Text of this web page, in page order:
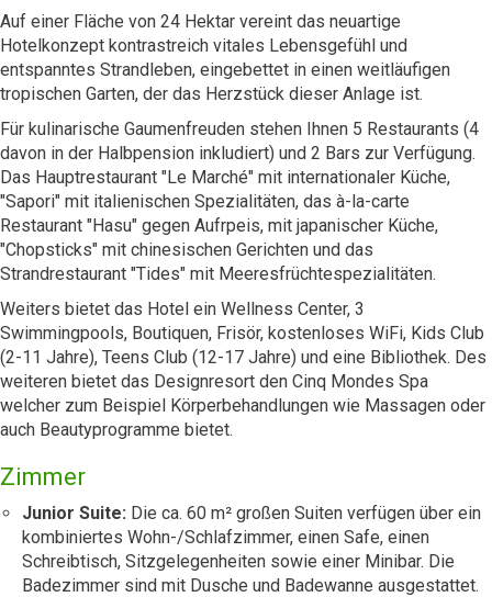
Auf einer Fläche von 24 Hektar vereint das neuartige
Hotelkonzept kontrastreich vitales Lebensgefühl und
entspanntes Strandleben, eingebettet in einen weitläufigen
tropischen Garten, der das Herzstück dieser Anlage ist.
Für kulinarische Gaumenfreuden stehen Ihnen 5 Restaurants (4
davon in der Halbpension inkludiert) und 2 Bars zur Verfügung.
Das Hauptrestaurant "Le Marché" mit internationaler Küche,
"Sapori" mit italienischen Spezialitäten, das à-la-carte
Restaurant "Hasu" gegen Aufrpeis, mit japanischer Küche,
"Chopsticks" mit chinesischen Gerichten und das
Strandrestaurant "Tides" mit Meeresfrüchtespezialitäten.
Weiters bietet das Hotel ein Wellness Center, 3
Swimmingpools, Boutiquen, Frisör, kostenloses WiFi, Kids Club
(2-11 Jahre), Teens Club (12-17 Jahre) und eine Bibliothek. Des
weiteren bietet das Designresort den Cinq Mondes Spa
welcher zum Beispiel Körperbehandlungen wie Massagen oder
auch Beautyprogramme bietet.
Zimmer
Junior Suite: Die ca. 60 m² großen Suiten verfügen über ein
kombiniertes Wohn-/Schlafzimmer, einen Safe, einen
Schreibtisch, Sitzgelegenheiten sowie einer Minibar. Die
Badezimmer sind mit Dusche und Badewanne ausgestattet.